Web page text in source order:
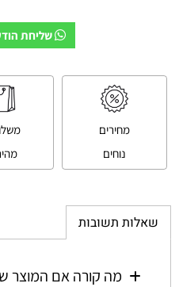
שליחת
מחירים
נוחים
שאלות תשובות
מה קורה אם המוצר